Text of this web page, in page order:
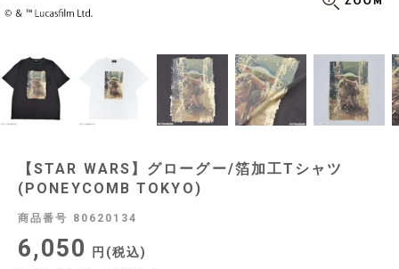
【STAR WARS】グローグー/箔加工Tシャツ
(PONEYCOMB TOKYO)
商品番号 80620134
6,050 税込